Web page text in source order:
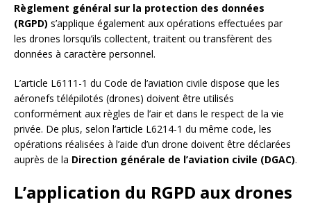
Règlement général sur la protection des données
(RGPD) s’applique également aux opérations effectuées par
les drones lorsqu’ils collectent, traitent ou transfèrent des
données à caractère personnel.
L’article L6111-1 du Code de l’aviation civile dispose que les
aéronefs télépilotés (drones) doivent être utilisés
conformément aux règles de l’air et dans le respect de la vie
privée. De plus, selon l’article L6214-1 du même code, les
opérations réalisées à l’aide d’un drone doivent être déclarées
auprès de la Direction générale de l’aviation civile (DGAC).
L’application du RGPD aux drones